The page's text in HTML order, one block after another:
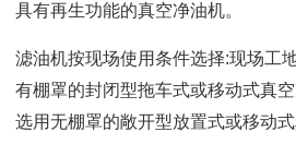
具有再生功能的真空净油机。
滤油机按现场使用条件选择:现场工
有棚罩的封闭型拖车式或移动式真
选用无棚罩的敞开型放置式或移动式